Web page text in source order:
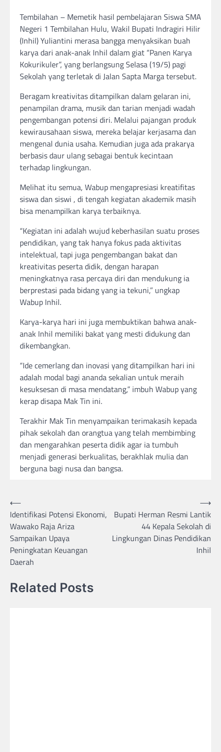
Tembilahan – Memetik hasil pembelajaran Siswa SMA
Negeri 1 Tembilahan Hulu, Wakil Bupati Indragiri Hilir
(Inhil) Yuliantini merasa bangga menyaksikan buah
karya dari anak-anak Inhil dalam giat “Panen Karya
Kokurikuler”, yang berlangsung Selasa (19/5) pagi
Sekolah yang terletak di Jalan Sapta Marga tersebut.
Beragam kreativitas ditampilkan dalam gelaran ini,
penampilan drama, musik dan tarian menjadi wadah
pengembangan potensi diri. Melalui pajangan produk
kewirausahaan siswa, mereka belajar kerjasama dan
mengenal dunia usaha. Kemudian juga ada prakarya
berbasis daur ulang sebagai bentuk kecintaan
terhadap lingkungan.
Melihat itu semua, Wabup mengapresiasi kreatifitas
siswa dan siswi , di tengah kegiatan akademik masih
bisa menampilkan karya terbaiknya.
“Kegiatan ini adalah wujud keberhasilan suatu proses
pendidikan, yang tak hanya fokus pada aktivitas
intelektual, tapi juga pengembangan bakat dan
kreativitas peserta didik, dengan harapan
meningkatnya rasa percaya diri dan mendukung ia
berprestasi pada bidang yang ia tekuni,” ungkap
Wabup Inhil.
Karya-karya hari ini juga membuktikan bahwa anak-
anak Inhil memiliki bakat yang mesti didukung dan
dikembangkan.
“Ide cemerlang dan inovasi yang ditampilkan hari ini
adalah modal bagi ananda sekalian untuk meraih
kesuksesan di masa mendatang,” imbuh Wabup yang
kerap disapa Mak Tin ini.
Terakhir Mak Tin menyampaikan terimakasih kepada
pihak sekolah dan orangtua yang telah membimbing
dan mengarahkan peserta didik agar ia tumbuh
menjadi generasi berkualitas, berakhlak mulia dan
berguna bagi nusa dan bangsa.
Post
navigation
⟵
Identifikasi Potensi Ekonomi,
Wawako Raja Ariza
Sampaikan Upaya
Peningkatan Keuangan
Daerah
Bupati Herman Resmi Lantik
44 Kepala Sekolah di
Lingkungan Dinas Pendidikan
Inhil
⟶
Related Posts